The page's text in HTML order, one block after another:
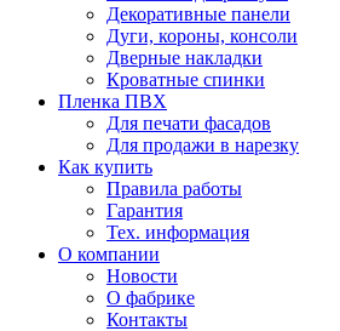
Декоративные панели
Дуги, короны, консоли
Дверные накладки
Кроватные спинки
Пленка ПВХ
Для печати фасадов
Для продажи в нарезку
Как купить
Правила работы
Гарантия
Тех. информация
О компании
Новости
О фабрике
Контакты